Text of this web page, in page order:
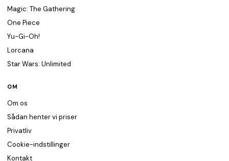
Magic: The Gathering
One Piece
Yu-Gi-Oh!
Lorcana
Star Wars: Unlimited
OM
Om os
Sådan henter vi priser
Privatliv
Cookie-indstillinger
Kontakt